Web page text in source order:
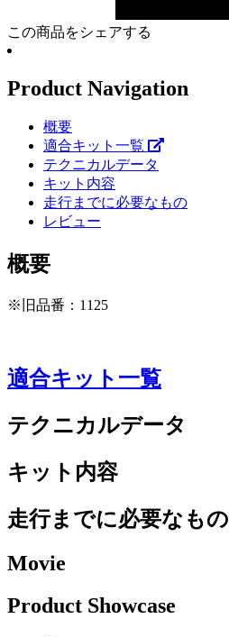
この商品をシェアする
Product Navigation
概要
適合キット一覧
テクニカルデータ
キット内容
走行までに必要なもの
レビュー
概要
※旧品番：1125
適合キット一覧
テクニカルデータ
キット内容
走行までに必要なもの
Movie
Product Showcase